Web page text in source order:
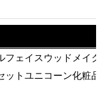
フェイスウッドメイク
ットユニコーン化粧品